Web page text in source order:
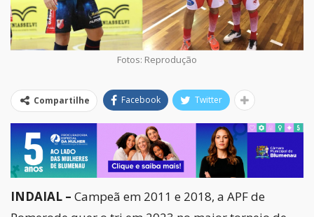
Fotos: Reprodução
Compartilhe Facebook Twitter
INDAIAL – Campeã em 2011 e 2018, a APF de